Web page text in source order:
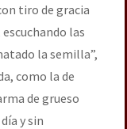
tiro de gracia
las
la semilla”,
como la de
de grueso
y sin